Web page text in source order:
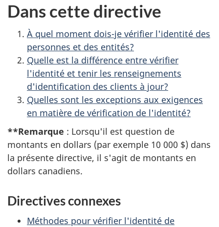
Dans cette directive
À quel moment dois-je vérifier l'identité des
personnes et des entités?
Quelle est la différence entre vérifier
l'identité et tenir les renseignements
d'identification des clients à jour?
Quelles sont les exceptions aux exigences
en matière de vérification de l'identité?
**Remarque : Lorsqu'il est question de
montants en dollars (par exemple 10 000 $) dans
la présente directive, il s'agit de montants en
dollars canadiens.
Directives connexes
Méthodes pour vérifier l'identité de